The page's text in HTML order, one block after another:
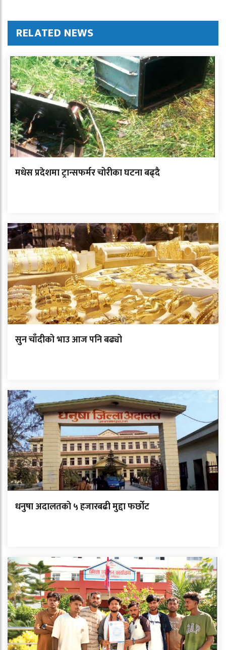
RELATED NEWS
मधेस प्रदेशमा ट्रान्सफर्मर चोरीका घटना बढ्दै
सुन चाँदीको भाउ आज पनि बढ्यो
धनुषा अदालतको ५ हजारबढी मुद्दा फर्छोट